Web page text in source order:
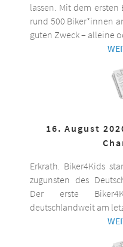
lassen. Mit dem ersten
rund 500 Biker*innen
guten Zweck – alleine
16. August
Erkrath. Biker4Kids
zugunsten des
Der erste
deutschlandweit am